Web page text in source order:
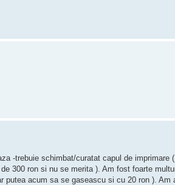
-trebuie schimbat/curatat capul de imprimare
300 ron si nu se merita ). Am fost foarte
putea acum sa se gaseascu si cu 20 ron ). Am